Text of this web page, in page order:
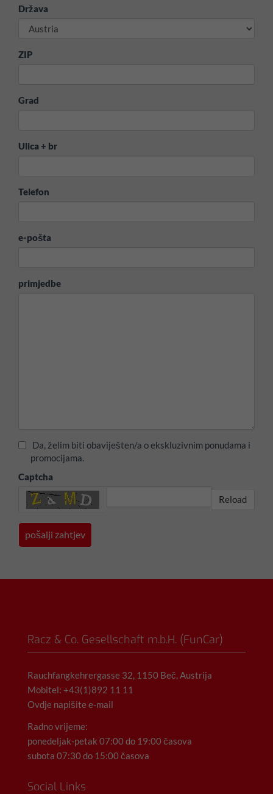
Država
ZIP
Grad
Ulica + br
Telefon
e-pošta
primjedbe
Da, želim biti obaviješten/a o ekskluzivnim ponudama i
promocijama.
Captcha
Reload
Racz & Co. Gesellschaft m.b.H. (FunCar)
Rauchfangkehrergasse 32, 1150 Beč, Austrija
Mobitel: +43(1)892 11 11
Ovdje napišite e-mail
Radno vrijeme:
ponedeljak-petak 07:00 do 19:00 časova
subota 07:30 do 15:00 časova
Social Links